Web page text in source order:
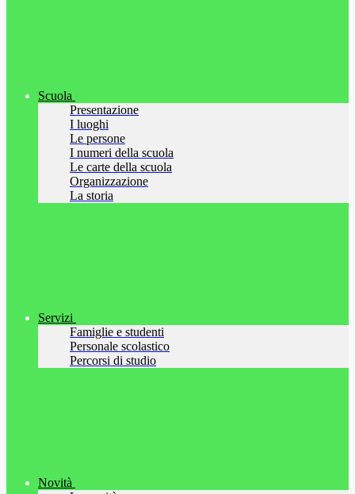
Scuola
Presentazione
I luoghi
Le persone
I numeri della scuola
Le carte della scuola
Organizzazione
La storia
Servizi
Famiglie e studenti
Personale scolastico
Percorsi di studio
Novità